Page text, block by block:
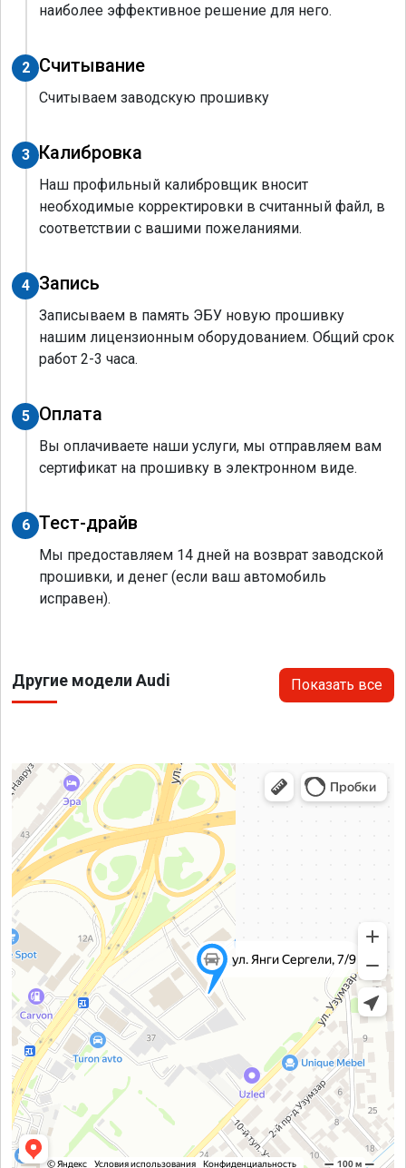
наиболее эффективное решение для него.
2 Считывание
Считываем заводскую прошивку
3 Калибровка
Наш профильный калибровщик вносит
необходимые корректировки в считанный файл, в
соответствии с вашими пожеланиями.
4 Запись
Записываем в память ЭБУ новую прошивку
нашим лицензионным оборудованием. Общий срок
работ 2-3 часа.
5 Оплата
Вы оплачиваете наши услуги, мы отправляем вам
сертификат на прошивку в электронном виде.
6 Тест-драйв
Мы предоставляем 14 дней на возврат заводской
прошивки, и денег (если ваш автомобиль
исправен).
Другие модели Audi Показать все